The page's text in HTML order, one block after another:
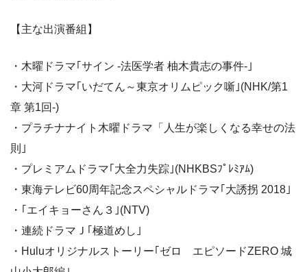
【主な出演番組】
・木曜ドラマ｢サイン -法医学者 柚木貴志の事件-｣
・大河ドラマ｢いだてん～東京オリムピック噺｣(NHK/第1
章 第1回-)
・プラチナナイト木曜ドラマ「人生が楽しくなる幸せの法
則｣
・プレミアムドラマ｢大全力失踪｣(NHKBSﾌﾟﾚﾐｱﾑ)
・東海テレビ60周年記念スペシャルドラマ｢大誘拐 2018｣
・｢エイキョーさん３｣(NTV)
・連続ドラマＪ｢極道めし｣
・Huluオリジナルストーリー｢ゼロ エピソードZERO 城